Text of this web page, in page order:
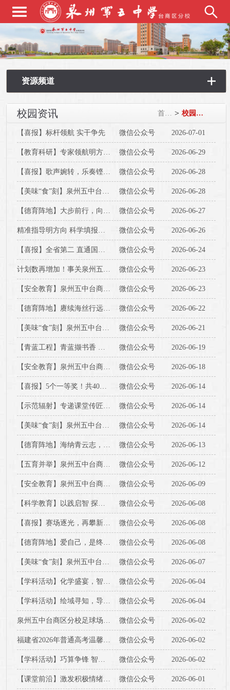
资源频道
校园资讯 首页 > 校园资讯
【喜报】标杆领航 实干争先 微信公众号 2026-07-01
【教育科研】专家领航明方向，潜心研思启新题——泉州五中台商区分校召开泉州台商投资区“十五五”首批立项课题开题报告会 微信公众号 2026-06-29
【喜报】歌声婉转，乐奏铿锵｜我校小合唱与大合奏双团出征市级艺术赛场再创佳绩 微信公众号 2026-06-28
【美味“食”刻】泉州五中台商区分校第十九周食谱 微信公众号 2026-06-28
【德育阵地】大步前行，向阳成长——泉州五中台商区分校2026届初中毕业典礼圆满举行 微信公众号 2026-06-27
精准指导明方向 科学填报启未来——我校举办2026届高三高考志愿填报专题指导会 微信公众号 2026-06-26
【喜报】全省第二 直通国赛——我校学子征战第十届全国青少年无人机大赛福建省赛满载荣光！ 微信公众号 2026-06-24
计划数再增加！事关泉州五中台商区分校2026级高一招生 微信公众号 2026-06-23
【安全教育】泉州五中台商区分校2026届中考、会考考后安全教育致初二、初三家长告知书 微信公众号 2026-06-23
【德育阵地】赓续海丝行远志 乘风破浪踏新途——泉州五中台商区分校2027届新高三启航仪式圆满举行 微信公众号 2026-06-22
【美味“食”刻】泉州五中台商区分校第十八周食谱 微信公众号 2026-06-21
【青蓝工程】青蓝撷书香 阅读共成长——泉州五中台商区分校2026年青年教师专业成长沙龙第17期 微信公众号 2026-06-19
【安全教育】泉州五中台商区分校2026年端午节安全教育告家长书 微信公众号 2026-06-18
【喜报】5个一等奖！共40人晋级省级决赛！泉州五中台商区分校高中学子作文赛事再创佳绩 微信公众号 2026-06-14
【示范辐射】专递课堂传匠心 结对帮扶共成长——泉州五中台商区分校开展常态化名优校辐射引领活动 微信公众号 2026-06-14
【美味“食”刻】泉州五中台商区分校第十七周食谱 微信公众号 2026-06-14
【德育阵地】海纳青云志，江骋万里骧——泉州五中台商区分校2026届高三毕业典礼圆满举行 微信公众号 2026-06-13
【五育并举】泉州五中台商区分校举办2025-2026学年下学期校本课程成果展示活动 微信公众号 2026-06-12
【安全教育】泉州五中台商区分校2026年高考放假期间致全体学生家长安全告知书 微信公众号 2026-06-09
【科学教育】以践启智 探秘生命——泉州五中台商区分校生物学科实践活动精彩纷呈 微信公众号 2026-06-08
【喜报】赛场逐光，再攀新高！我校学子斩获2026年福建省中学生生物学联赛省级奖项 微信公众号 2026-06-08
【德育阵地】爱自己，是终身浪漫的开始——泉州五中台商区分校心理健康月活动纪实 微信公众号 2026-06-08
【美味“食”刻】泉州五中台商区分校第十六周食谱 微信公众号 2026-06-07
【学科活动】化学盛宴，智汇校园——泉州五中台商区分校化学系列科技教育活动圆满落幕 微信公众号 2026-06-04
【学科活动】绘域寻知，导图观世——泉州五中台商区分校顺利开展地理思维导图活动 微信公众号 2026-06-04
泉州五中台商区分校足球场地及园林绿化养护中标结果公告 微信公众号 2026-06-02
福建省2026年普通高考温馨提醒 微信公众号 2026-06-02
【学科活动】巧算争锋 智闯华容——泉州五中台商区分校初中数学组2026年春季学科活动圆满落幕 微信公众号 2026-06-02
【课堂前沿】激发积极情绪，赋能快乐成长——泉州五中台商区分校顺利承办区2026年春季中学心理健康教育主题研讨活动 微信公众号 2026-06-01